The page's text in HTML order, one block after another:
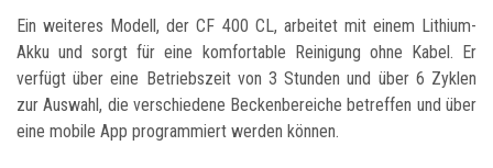
Ein weiteres Modell, der CF 400 CL, arbeitet mit einem Lithium-
Akku und sorgt für eine komfortable Reinigung ohne Kabel. Er
verfügt über eine Betriebszeit von 3 Stunden und über 6 Zyklen
zur Auswahl, die verschiedene Beckenbereiche betreffen und über
eine mobile App programmiert werden können.